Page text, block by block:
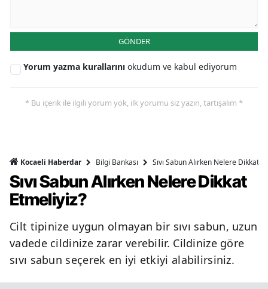
GÖNDER
Yorum yazma kurallarını okudum ve kabul ediyorum
* Bu içerik ile ilgili yorum yok, ilk yorumu siz yazın, tartışalım *
Kocaeli Haberdar Bilgi Bankası Sıvı Sabun Alırken Nelere Dikkat
Sıvı Sabun Alırken Nelere Dikkat
Etmeliyiz?
Cilt tipinize uygun olmayan bir sıvı sabun, uzun
vadede cildinize zarar verebilir. Cildinize göre
sıvı sabun seçerek en iyi etkiyi alabilirsiniz.